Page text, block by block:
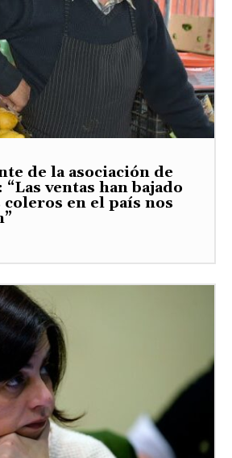
de la asociación de
ventas han bajado
coleros en el país nos